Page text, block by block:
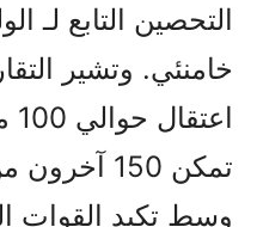
التحصين التابع لـ
خامنئي. وتشير
تمكن 150
وسط تكبد القوات